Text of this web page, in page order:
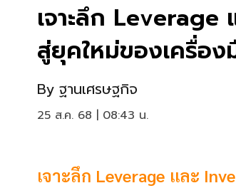
เจาะลึก Leverage
สู่ยุคใหม่ของเครื่อ
By ฐานเศรษฐกิจ
25 ส.ค. 68 | 08:43 น.
เจาะลึก Leverage และ